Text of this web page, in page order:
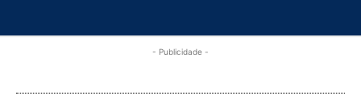
- Publicidade -